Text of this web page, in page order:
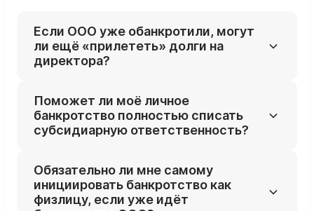
Если ООО уже обанкротили, могут
ли ещё «прилететь» долги на
директора?
контролирующих лиц к субсидиарной
ответственности можно и после
завершения банкротства компании или её
специальных сроков.
Поможет ли моё личное
банкротство полностью списать
субсидиарную ответственность?
субсидиарке включаются в личное
банкротство и могут быть списаны по его
Обязательно ли мне самому
инициировать банкротство как
физлицу, если уже идёт